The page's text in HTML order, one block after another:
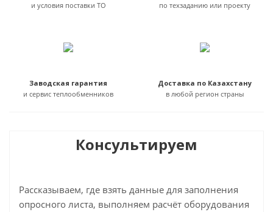
и условия поставки ТО
по техзаданию или проекту
Заводская гарантия
и сервис теплообменников
Доставка по Казахстану
в любой регион страны
Консультируем
Рассказываем, где взять данные для заполнения
опросного листа, выполняем расчёт оборудования